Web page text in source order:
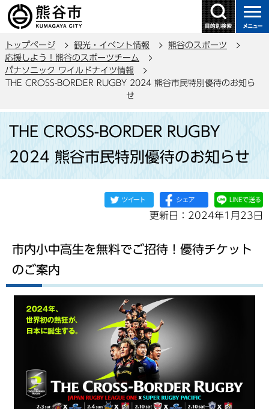
の
ー
ジ
の
頭
トップページ 観光・イベント情報
熊谷のスポーツ
応援しよう！熊谷のスポーツチーム
パナソニック ワイルドナイツ情報
THE CROSS-BORDER RUGBY 2024 熊谷市民特別優待のお知ら
せ
か
THE CROSS-BORDER RUGBY
2024 熊谷市民特別優待のお知らせ
更新日：2024年1月23日
市内小中高生を無料でご招待！優待チケット
のご案内